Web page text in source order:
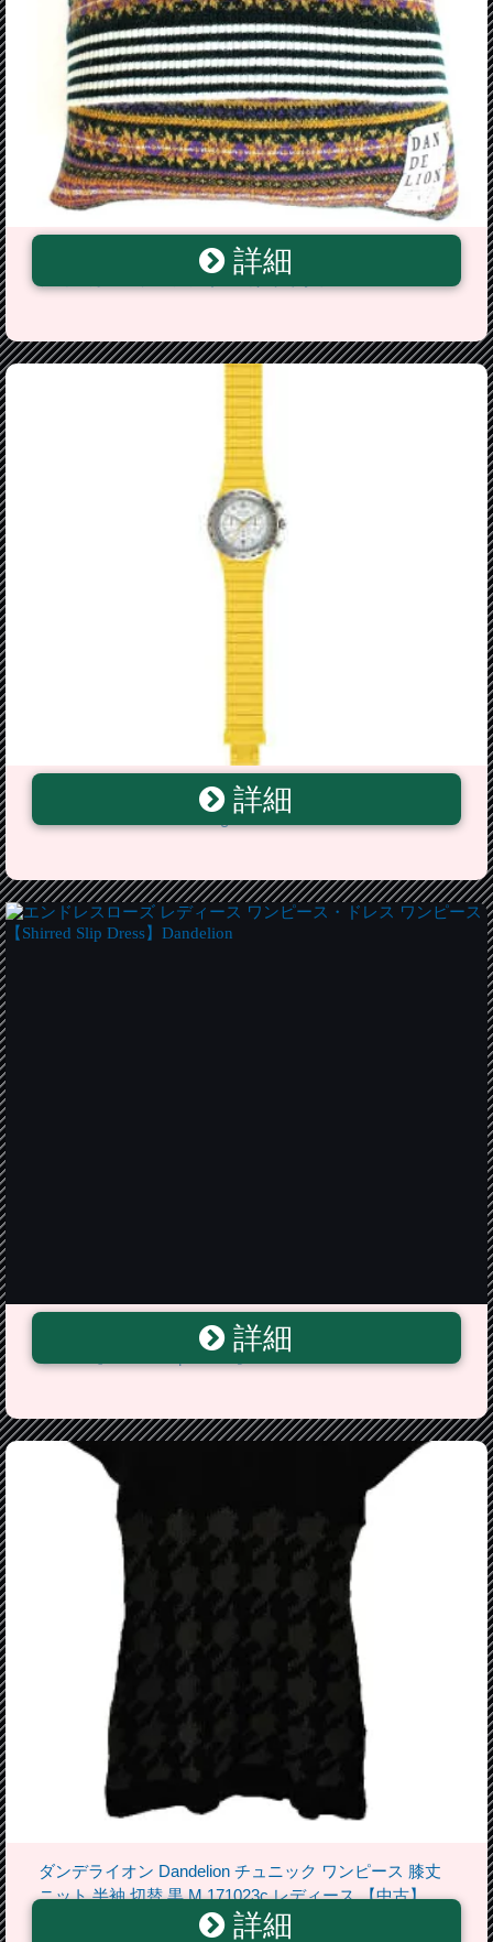
DANDELION(ダンデリオン)キッドモヘア ニットクッ
ションカバーフェアアイル《ブラック》
詳細
【送料無料】ヒップホップクロノタンポポhip hop
chrono 39 mm dandelion giallo hwu0767 cassa da 39 mm
詳細
エンドレスローズ レディース ワンピース・ドレス ワン
ピース【Shirred Slip Dress】Dandelion
詳細
ダンデライオン Dandelion チュニック ワンピース 膝丈
ニット 半袖 切替 黒 M 171023c レディース 【中古】
【ベクトル 古着】 171023 ブランド古着ベクトルプレミ
詳細